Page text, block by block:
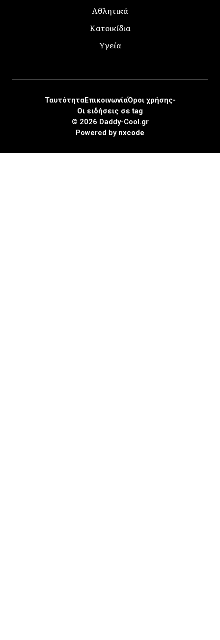
Αθλητικά
Κατοικίδια
Υγεία
© 2026 Daddy-Cool.gr
ΤαυτότηταΕπικοινωνίαΌροι χρήσης-
Οι ειδήσεις σε tag
Powered by nxcode